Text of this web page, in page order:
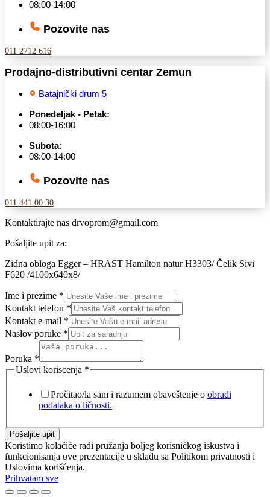
08:00-14:00
Pozovite nas
011 2712 616
Prodajno-distributivni centar Zemun
Batajnički drum 5
Ponedeljak - Petak:
08:00-16:00
Subota:
08:00-14:00
Pozovite nas
011 441 00 30
Kontaktirajte nas drvoprom@gmail.com
Pošaljite upit za:
Zidna obloga Egger – HRAST Hamilton natur H3303/ Čelik Sivi
F620 /4100x640x8/
Ime i prezime *
Kontakt telefon *
Kontakt e-mail *
Naslov poruke *
Poruka *
Uslovi koriscenja *
Pročitao/la sam i razumem obaveštenje o obradi
podataka o ličnosti.
Pošaljite upit
Koristimo kolačiće radi pružanja boljeg korisničkog iskustva i
funkcionisanja ove prezentacije u skladu sa Politikom privatnosti i
Uslovima korišćenja.
Prihvatam sve